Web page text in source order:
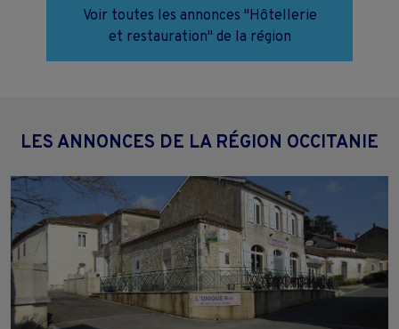
Voir toutes les annonces "Hôtellerie
et restauration" de la région
LES ANNONCES DE LA RÉGION OCCITANIE